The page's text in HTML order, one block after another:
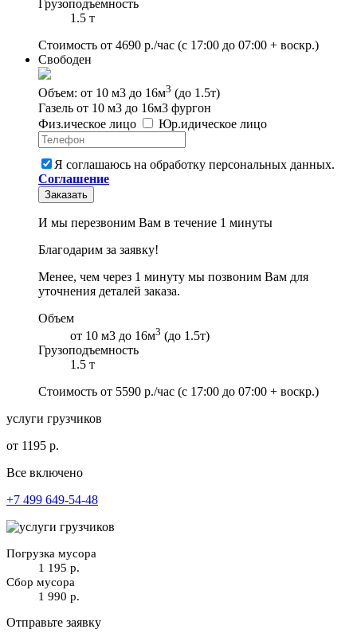
Грузоподъемность
1.5 т
Стоимость от 4690 р./час (с 17:00 до 07:00 + воскр.)
Свободен
Объем: от 10 м3 до 16м3 (до 1.5т)
Газель от 10 м3 до 16м3 фургон
Физ.ическое лицо Юр.идическое лицо
Я соглашаюсь на обработку персональных данных.
Соглашение
Заказать
И мы перезвоним Вам в течение 1 минуты
Благодарим за заявку!
Менее, чем через 1 минуту мы позвоним Вам для
уточнения деталей заказа.
Объем
от 10 м3 до 16м3 (до 1.5т)
Грузоподъемность
1.5 т
Стоимость от 5590 р./час (с 17:00 до 07:00 + воскр.)
услуги грузчиков
от 1195 р.
Все включено
+7 499 649-54-48
Погрузка мусора
1 195 р.
Сбор мусора
1 990 р.
Отправьте заявку